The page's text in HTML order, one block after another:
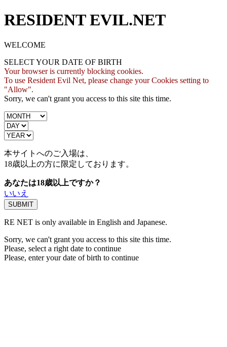
RESIDENT EVIL.NET
WELCOME
SELECT YOUR DATE OF BIRTH
Your browser is currently blocking cookies.
To use Resident Evil Net, please change your Cookies setting to
"Allow".
Sorry, we can't grant you access to this site this time.
本サイトへのご入場は、
18歳以上の方に限定しております。
あなたは18歳以上ですか？
いいえ
RE NET is only available in English and Japanese.
Sorry, we can't grant you access to this site this time.
Please, select a right date to continue
Please, enter your date of birth to continue